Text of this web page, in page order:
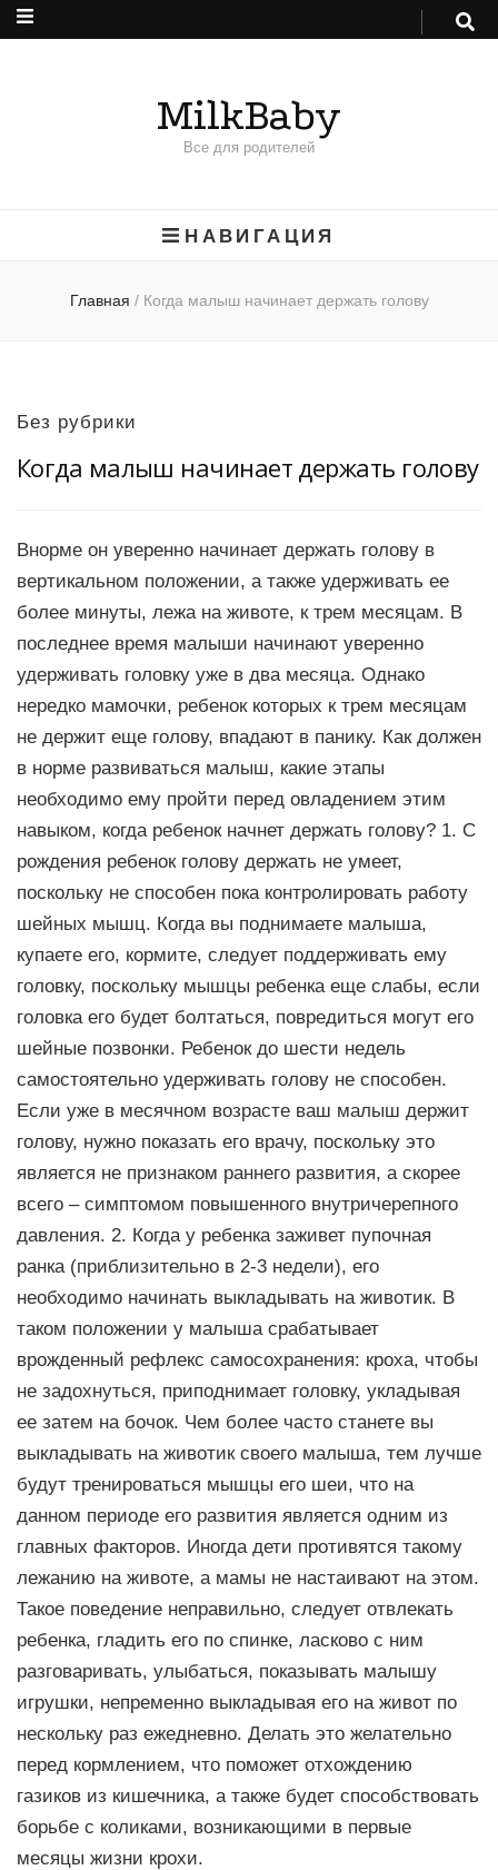
MilkBaby
Все для родителей
НАВИГАЦИЯ
Главная / Когда малыш начинает держать голову
Без рубрики
Когда малыш начинает держать голову
Внорме он уверенно начинает держать голову в
вертикальном положении, а также удерживать ее
более минуты, лежа на животе, к трем месяцам. В
последнее время малыши начинают уверенно
удерживать головку уже в два месяца. Однако
нередко мамочки, ребенок которых к трем месяцам
не держит еще голову, впадают в панику. Как должен
в норме развиваться малыш, какие этапы
необходимо ему пройти перед овладением этим
навыком, когда ребенок начнет держать голову? 1. С
рождения ребенок голову держать не умеет,
поскольку не способен пока контролировать работу
шейных мышц. Когда вы поднимаете малыша,
купаете его, кормите, следует поддерживать ему
головку, поскольку мышцы ребенка еще слабы, если
головка его будет болтаться, повредиться могут его
шейные позвонки. Ребенок до шести недель
самостоятельно удерживать голову не способен.
Если уже в месячном возрасте ваш малыш держит
голову, нужно показать его врачу, поскольку это
является не признаком раннего развития, а скорее
всего – симптомом повышенного внутричерепного
давления. 2. Когда у ребенка заживет пупочная
ранка (приблизительно в 2-3 недели), его
необходимо начинать выкладывать на животик. В
таком положении у малыша срабатывает
врожденный рефлекс самосохранения: кроха, чтобы
не задохнуться, приподнимает головку, укладывая
ее затем на бочок. Чем более часто станете вы
выкладывать на животик своего малыша, тем лучше
будут тренироваться мышцы его шеи, что на
данном периоде его развития является одним из
главных факторов. Иногда дети противятся такому
лежанию на животе, а мамы не настаивают на этом.
Такое поведение неправильно, следует отвлекать
ребенка, гладить его по спинке, ласково с ним
разговаривать, улыбаться, показывать малышу
игрушки, непременно выкладывая его на живот по
нескольку раз ежедневно. Делать это желательно
перед кормлением, что поможет отхождению
газиков из кишечника, а также будет способствовать
борьбе с коликами, возникающими в первые
месяцы жизни крохи.